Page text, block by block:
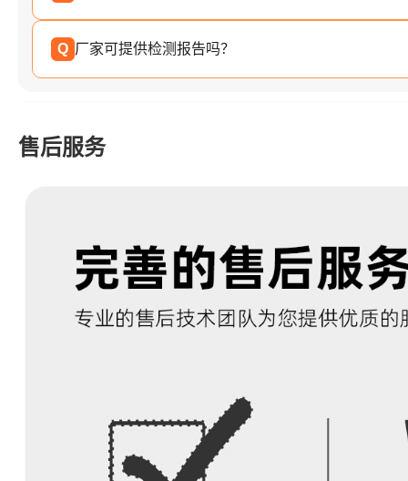
Q 厂家可提供检测报告吗？
售后服务